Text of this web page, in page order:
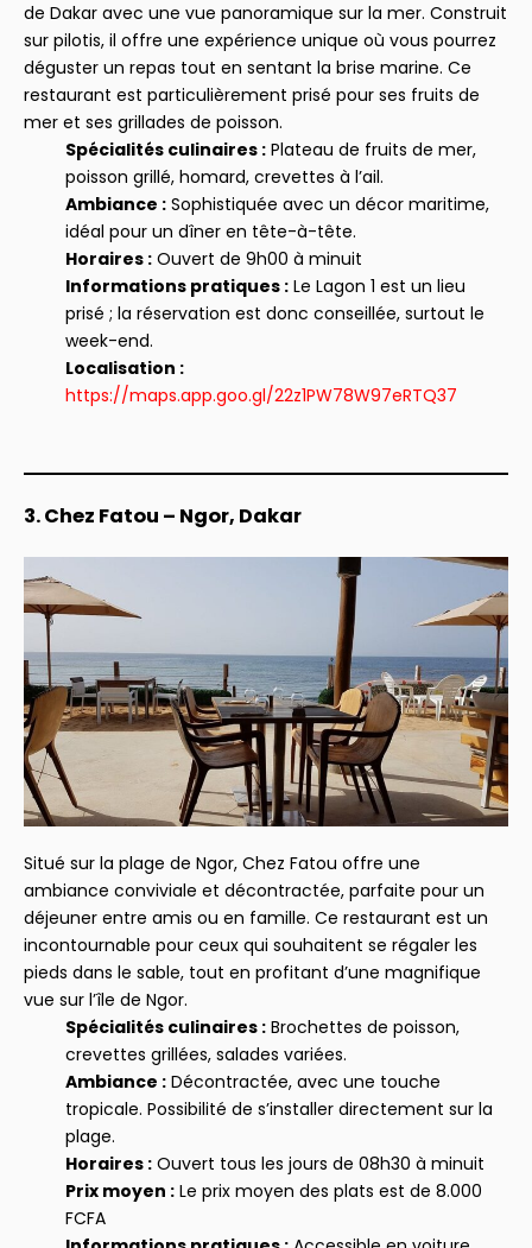
de Dakar avec une vue panoramique sur la mer. Construit
sur pilotis, il offre une expérience unique où vous pourrez
déguster un repas tout en sentant la brise marine. Ce
restaurant est particulièrement prisé pour ses fruits de
mer et ses grillades de poisson.
Spécialités culinaires : Plateau de fruits de mer,
poisson grillé, homard, crevettes à l’ail.
Ambiance : Sophistiquée avec un décor maritime,
idéal pour un dîner en tête-à-tête.
Horaires : Ouvert de 9h00 à minuit
Informations pratiques : Le Lagon 1 est un lieu
prisé ; la réservation est donc conseillée, surtout le
week-end.
Localisation :
https://maps.app.goo.gl/22z1PW78W97eRTQ37
3. Chez Fatou – Ngor, Dakar
Situé sur la plage de Ngor, Chez Fatou offre une
ambiance conviviale et décontractée, parfaite pour un
déjeuner entre amis ou en famille. Ce restaurant est un
incontournable pour ceux qui souhaitent se régaler les
pieds dans le sable, tout en profitant d’une magnifique
vue sur l’île de Ngor.
Spécialités culinaires : Brochettes de poisson,
crevettes grillées, salades variées.
Ambiance : Décontractée, avec une touche
tropicale. Possibilité de s’installer directement sur la
plage.
Horaires : Ouvert tous les jours de 08h30 à minuit
Prix moyen : Le prix moyen des plats est de 8.000
FCFA